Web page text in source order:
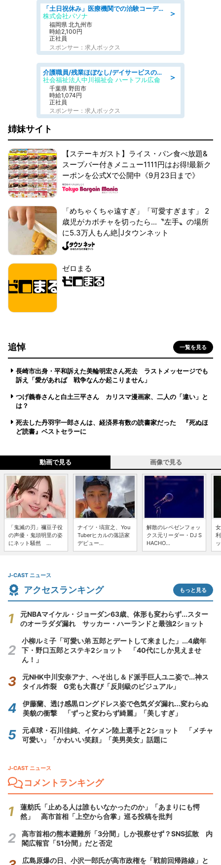
＞
「土日祝休み」医療機関での治験コーディネーターのお仕事/看護師
株式会社パソナ
福岡県 北九州市
時給2,100円
正社員
スポンサー：求人ボックス
＞
介護職員/残業ほぼなし/デイサービスの介護士
社会福祉法人中川福祉会 ハートフル広侖
千葉県 野田市
時給1,074円
正社員
スポンサー：求人ボックス
姉妹サイト
【ステーキガスト】ライス・パン食べ放題&
スープバー付きメニュー1111円はお得!最新ク
ーポンを公式Xで公開中《9月23日まで》
「めちゃくちゃ遠すぎ」「可愛すぎます」 2
歳児がカボチャを切ったら...〝左手〟の場所
に5.3万人もん絶|Jタウンネット
ゼロまる
追悼 一覧を見る
長崎市出身・平和訴えた美輪明宏さん死去 ラストメッセージでも
訴え「愛があれば 戦争なんか起こりません」
つげ義春さんと白土三平さん カリスマ漫画家、二人の「違い」と
は？
死去した丹羽宇一郎さんは、経済界有数の読書家だった 『死ぬほ
ど読書』ベストセラーに
動画で見る 画像で見る
「鬼滅の刃」禰豆子役
の声優・鬼頭明里の姿
にネット騒然 ...
ナイツ・塙宣之、You
Tuberヒカルの落語家
デビュー...
解散のレペゼンフォッ
クス元リーダー・DJ S
HACHO...
J-CAST ニュース
アクセスランキング もっと見る
元NBAマイケル・ジョーダン63歳、体形も変わらず...スター
のオーラダダ漏れ サッカー・ハーランドと最強2ショット
小柳ルミ子「可愛い弟 五郎とデートして来ました」...4歳年
下・野口五郎とステキ2ショット 「40代にしか見えませ
ん！」
元NHK中川安奈アナ、へそ出し＆ド派手巨人ユニ姿で...神ス
タイル炸裂 G党も大喜び「反則級のビジュアル」
伊藤蘭、透け感黒ロングドレス姿で色気ダダ漏れ...変わらぬ
美貌の衝撃 「ずっと変わらず綺麗」「美しすぎ」
元卓球・石川佳純、イケメン陸上選手と2ショット 「メチャ
可愛い」「かわいい笑顔」「美男美女」話題に
J-CAST ニュース
コメントランキング
蓮舫氏「止める人は誰もいなかったのか」「あまりにも愕
然」 高市首相「上空から合掌」巡る投稿を批判
高市首相の熊本避難所「3分間」しか視察せず？SNS拡散 内
閣広報官「51分間」だと否定
広島原爆の日、小沢一郎氏が高市政権を「戦前回帰路線」と